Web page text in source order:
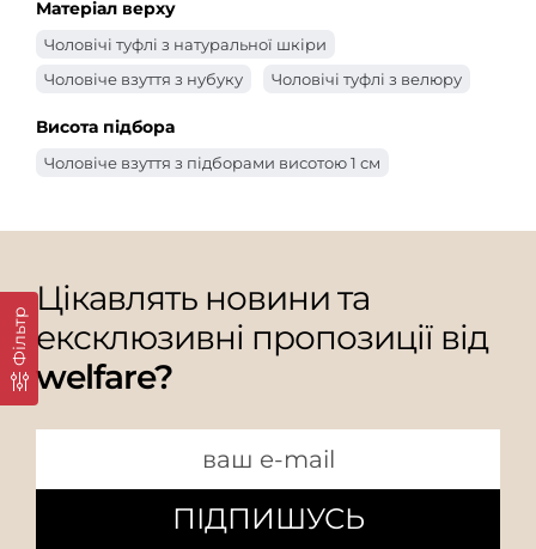
Фільтр
Матеріал верху
Чоловічі туфлі з натуральної шкіри
Чоловіче взуття з нубуку
Чоловічі туфлі з велюру
Висота підбора
Чоловіче взуття з підборами висотою 1 см
Цікавлять новини та
ексклюзивні пропозиції від
welfare?
ПІДПИШУСЬ